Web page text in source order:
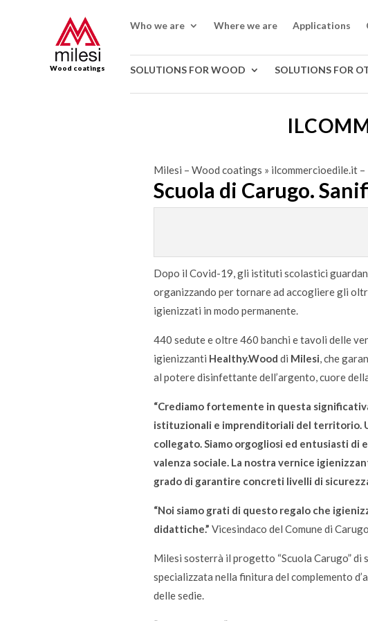
Wood coatings
Who we are Where we are Applications
SOLUTIONS FOR WOOD SOLUTIONS FOR
Milesi – Wood coatings » ilcommercioedile.it
Scuola di Carugo.
Dopo il Covid-19, gli istituti scolastici
organizzando per tornare ad accogliere gli
igienizzati in modo permanente.
440 sedute e oltre 460 banchi e tavoli delle
igienizzanti Healthy.Wood di Milesi,che
al potere disinfettante dell’argento, cuore
“Crediamo fortemente in questa
istituzionali e imprenditoriali del territorio.
collegato. Siamo orgogliosi ed entusiasti di
valenza sociale. La nostra vernice
grado di garantire concreti livelli di
“Noi siamo grati di questo regalo che
didattiche.” Vicesindaco del Comune di
Milesi sosterrà il progetto “Scuola Carugo” di
specializzata nella finitura del complemento
delle sedie.